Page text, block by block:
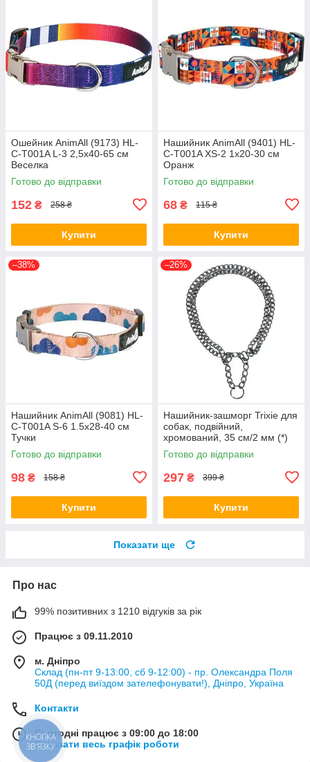
Ошейник AnimAll (9173) HL-
C-T001A L-3 2,5x40-65 см
Веселка
Готово до відправки
152 ₴ 258 ₴
Купити
Нашийник AnimAll (9401) HL-
C-T001A XS-2 1x20-30 см
Оранж
Готово до відправки
68 ₴ 115 ₴
Купити
–38%
Нашийник AnimAll (9081) HL-
C-T001A S-6 1.5x28-40 см
Тучки
Готово до відправки
98 ₴ 158 ₴
Купити
–26%
Нашийник-зашморг Trixie для
собак, подвійний,
хромований, 35 см/2 мм (*)
Готово до відправки
297 ₴ 399 ₴
Купити
Показати ще
Про нас
99% позитивних з 1210 відгуків за рік
Працює з 09.11.2010
м. Дніпро
Склад (пн-пт 9-13:00, сб 9-12:00) - пр. Олександра Поля
50Д (перед виїздом зателефонувати!), Дніпро, Україна
Контакти
Сьогодні працює з 09:00 до 18:00
Показати весь графік роботи
КНОПКА
ЗВ'ЯЗКУ